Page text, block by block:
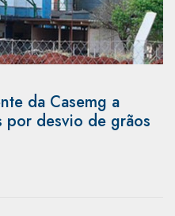
da Casemg a
por desvio de grãos